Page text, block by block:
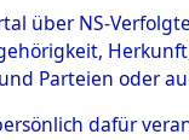
über NS-
Parteien oder
dafür